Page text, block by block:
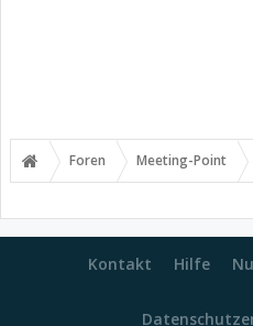
Foren Meeting-Point
Kontakt Hilfe